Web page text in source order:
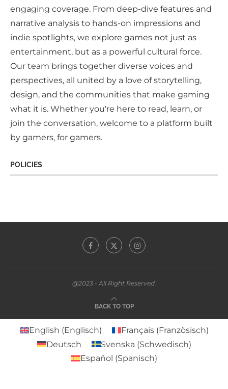
engaging coverage. From deep-dive features and
narrative analysis to hands-on impressions and
indie spotlights, we explore games not just as
entertainment, but as a powerful cultural force.
Our team brings together diverse voices and
perspectives, all united by a love of storytelling,
design, and the communities that make gaming
what it is. Whether you're here to read, learn, or
join the conversation, welcome to a platform built
by gamers, for gamers.
POLICIES
@2023 - All Right Reserved.
BACK TO TOP
English (Englisch) Français(Französisch)
Deutsch
Svenska (Schwedisch)
Español (Spanisch)